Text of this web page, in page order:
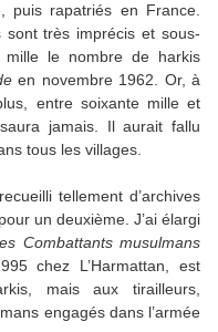
puis rapatriés en France.
sont très imprécis et sous-
le nombre de harkis
en novembre 1962. Or, à
entre soixante mille et
jamais. Il aurait fallu
tous les villages.
tellement d’archives
un deuxième. J’ai élargi
Combattants musulmans
chez L’Harmattan, est
mais aux tirailleurs,
engagés dans l’armée